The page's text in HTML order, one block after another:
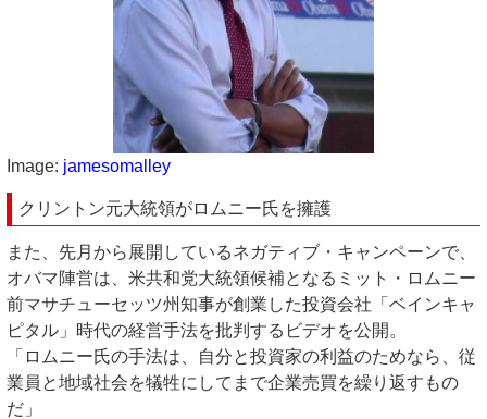
Image: jamesomalley
クリントン元大統領がロムニー氏を擁護
また、先月から展開しているネガティブ・キャンペーンで、
オバマ陣営は、米共和党大統領候補となるミット・ロムニー
前マサチューセッツ州知事が創業した投資会社「ベインキャ
ピタル」時代の経営手法を批判するビデオを公開。
「ロムニー氏の手法は、自分と投資家の利益のためなら、従
業員と地域社会を犠牲にしてまで企業売買を繰り返すもの
だ」